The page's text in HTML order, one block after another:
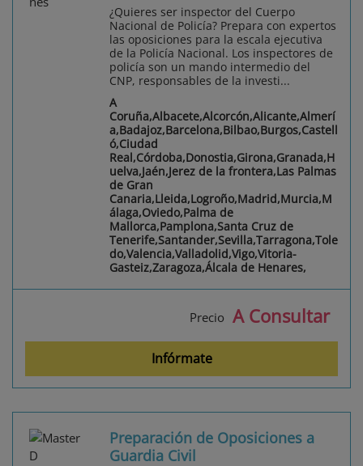
¿Quieres ser inspector del Cuerpo
Nacional de Policía? Prepara con expertos
las oposiciones para la escala ejecutiva
de la Policía Nacional. Los inspectores de
policía son un mando intermedio del
CNP, responsables de la investi...
A
Coruña,Albacete,Alcorcón,Alicante,Almerí
a,Badajoz,Barcelona,Bilbao,Burgos,Castell
ó,Ciudad
Real,Córdoba,Donostia,Girona,Granada,H
uelva,Jaén,Jerez de la frontera,Las Palmas
de Gran
Canaria,Lleida,Logroño,Madrid,Murcia,M
álaga,Oviedo,Palma de
Mallorca,Pamplona,Santa Cruz de
Tenerife,Santander,Sevilla,Tarragona,Tole
do,Valencia,Valladolid,Vigo,Vitoria-
Gasteiz,Zaragoza,Álcala de Henares,
Precio A Consultar
Infórmate
Preparación de Oposiciones a
Guardia Civil